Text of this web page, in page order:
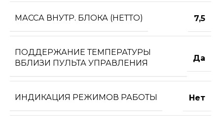
МАССА ВНУТР. БЛОКА (НЕТТО) 7,5
ПОДДЕРЖАНИЕ ТЕМПЕРАТУРЫ
ВБЛИЗИ ПУЛЬТА УПРАВЛЕНИЯ
Да
ИНДИКАЦИЯ РЕЖИМОВ РАБОТЫ Нет